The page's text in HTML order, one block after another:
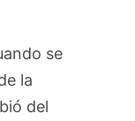
se
la
del